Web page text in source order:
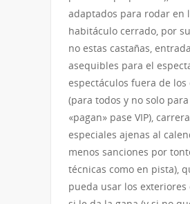
adaptados para rodar en
habitáculo cerrado, por
no estas castañas,
asequibles para el
espectáculos fuera de los
(para todos y no solo
«pagan» pase VIP),
especiales ajenas al
menos sanciones por
técnicas como en pista),
pueda usar los exteriores